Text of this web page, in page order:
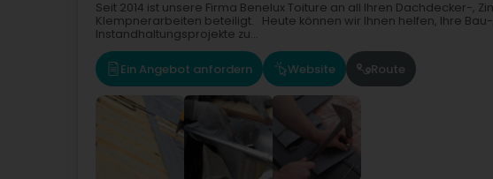
Seit 2014 ist unsere Firma Benelux Toiture an all Ihren Dachdecker-,
Klempnerarbeiten beteiligt. Heute können wir Ihnen helfen, Ihre
Instandhaltungsprojekte zu...
Ein Angebot anfordern Website Route